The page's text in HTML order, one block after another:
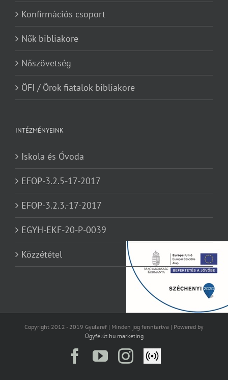
Konfirmációs csoport
Nők bibliaköre
Nőszövetség
ÖFI / Örök fiatalok bibliaköre
INTÉZMÉNYEINK
Iskola és Óvoda
EFOP-3.2.5-17-2017
EFOP-3.2.3.-17-2017
EGYH-EKF-20-P-0039
Közzététel
Copyright 2012 - 2019 Gyularef | Minden jog fenntartva | Powered by
Ügyfélút.hu marketing
Facebook
YouTubeInstagram
Élő